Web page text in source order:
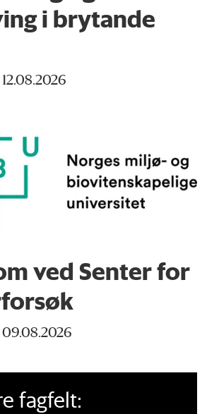
i brytande
ved Senter for
09.08.2026
fagfelt: